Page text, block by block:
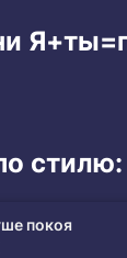
стилю:
покоя